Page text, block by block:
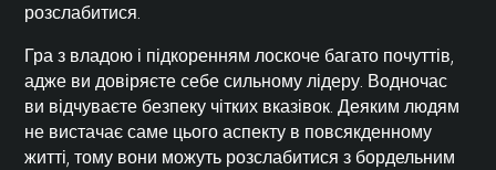
розслабитися.
Гра з владою і підкоренням лоскоче багато почуттів,
адже ви довіряєте себе сильному лідеру. Водночас
ви відчуваєте безпеку чітких вказівок. Деяким людям
не вистачає саме цього аспекту в повсякденному
житті, тому вони можуть розслабитися з бордельним